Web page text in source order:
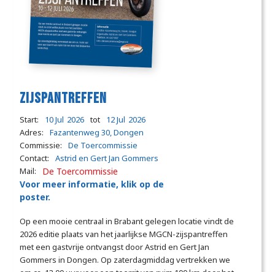
Zijspantreffen
Start: 10 Jul 2026 tot 12 Jul 2026
Adres:
Fazantenweg 30, Dongen
Commissie:
De Toercommissie
Contact:
Astrid en Gert Jan Gommers
Mail:
De Toercommissie
Voor meer informatie, klik op de
poster.
Op een mooie centraal in Brabant gelegen locatie vindt de
2026 editie plaats van het jaarlijkse MGCN-zijspantreffen
met een gastvrije ontvangst door Astrid en Gert Jan
Gommers in Dongen. Op zaterdagmiddag vertrekken we